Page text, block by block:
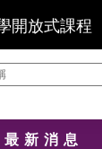
開放式課程
最新消息